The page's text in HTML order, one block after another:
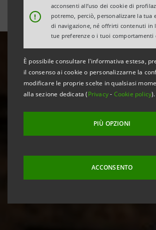
!
acconsenti all’uso dei cookie di
potremo, perciò, personalizzare la tua
di navigazione, né offrirti contenuti in
tue preferenze o i tuoi comportamenti
È possibile consultare l'informativa estesa,
il consenso ai cookie o personalizzarne la
modificare le proprie scelte in qualsiasi
alla sezione dedicata (Privacy- Cookie policy).
PIÙ OPZIONI
ACCONSENTO